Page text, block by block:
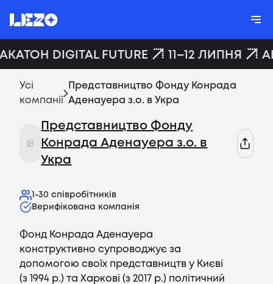
DIGITAL FUTURE 11–12 ЛИПНЯ
Усі
компанії
Представництво Фонду Конрада
Аденауера з.о. в Укра
Представництво Фонду
Конрада Аденауера з.о. в
Укра
1-30 співробітників
Верифікована компанія
Фонд Конрада Аденауера
конструктивно супроводжує за
допомогою своїх представництв у Києві
(з 1994 р.) та Харкові (з 2017 р.) політичний